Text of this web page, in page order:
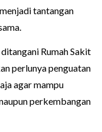
tantangan
Rumah Sakit
perlunya penguatan
agar mampu
perkembangan